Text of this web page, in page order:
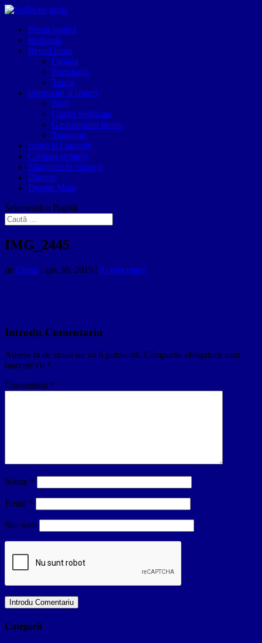
Prima pagină
Romania
Restul lumii
Croatia
Portugalia
Turcia
Informatii si sfaturi
Bani
Cazari verificate
Gastronomie locala
Transport
Istorii si Legende
Călători-scriitori
Sănătatea în vacanțe
Diverse
Despre Mine
Selectează o Pagină
IMG_2445
de Elvira | apr. 30, 2019 | 0 comentarii
Introdu Comentariu
Adresa ta de email nu va fi publicată. Câmpurile obligatorii sunt
marcate cu *
Comentariu *
Nume *
Email *
Site web
Categorii